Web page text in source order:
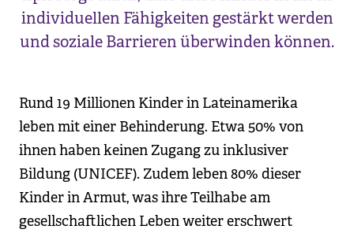
individuellen Fähigkeiten gestärkt werden
und soziale Barrieren überwinden können.
Rund 19 Millionen Kinder in Lateinamerika
leben mit einer Behinderung. Etwa 50% von
ihnen haben keinen Zugang zu inklusiver
Bildung (UNICEF). Zudem leben 80% dieser
Kinder in Armut, was ihre Teilhabe am
gesellschaftlichen Leben weiter erschwert